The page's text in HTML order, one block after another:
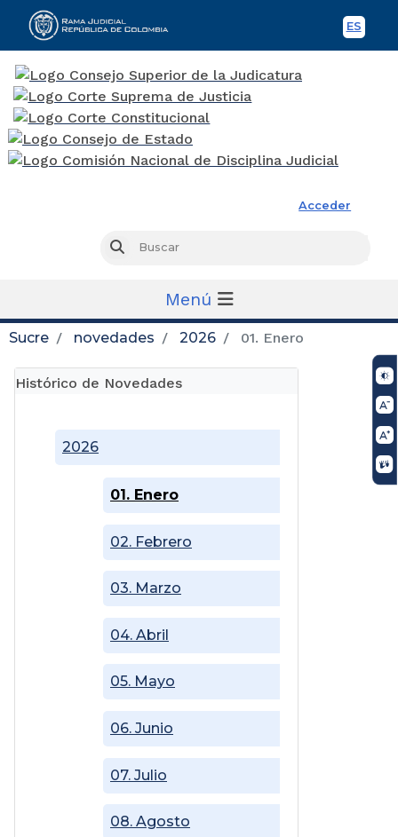
ES
Acceder
Buscar
Menú
Sucre novedades 2026 01. Enero
Histórico de Novedades
2026
01. Enero
02. Febrero
03. Marzo
04. Abril
05. Mayo
06. Junio
07. Julio
08. Agosto